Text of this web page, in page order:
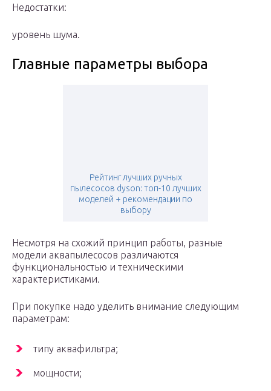
Недостатки:
уровень шума.
Главные параметры выбора
Рейтинг лучших ручных
пылесосов dyson: топ-10 лучших
моделей + рекомендации по
выбору
Несмотря на схожий принцип работы, разные
модели аквапылесосов различаются
функциональностью и техническими
характеристиками.
При покупке надо уделить внимание следующим
параметрам:
типу аквафильтра;
мощности;